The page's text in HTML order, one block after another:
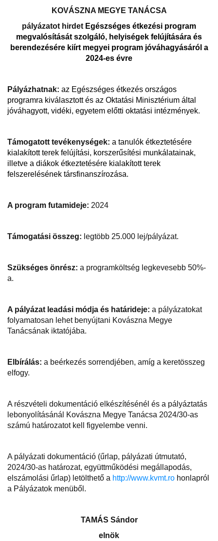
KOVÁSZNA MEGYE TANÁCSA
pályázatot hirdet Egészséges étkezési program
megvalósítását szolgáló, helyiségek felújítására és
berendezésére kiírt megyei program jóváhagyásáról a
2024-es évre
Pályázhatnak: az Egészséges étkezés országos
programra kiválasztott és az Oktatási Minisztérium által
jóváhagyott, vidéki, egyetem előtti oktatási intézmények.
Támogatott tevékenységek: a tanulók étkeztetésére
kialakított terek felújítási, korszerűsítési munkálatainak,
illetve a diákok étkeztetésére kialakított terek
felszerelésének társfinanszírozása.
A program futamideje: 2024
Támogatási összeg: legtöbb 25.000 lej/pályázat.
Szükséges önrész: a programköltség legkevesebb 50%-
a.
A pályázat leadási módja és határideje: a pályázatokat
folyamatosan lehet benyújtani Kovászna Megye
Tanácsának iktatójába.
Elbírálás: a beérkezés sorrendjében, amíg a keretösszeg
elfogy.
A részvételi dokumentáció elkészítésénél és a pályáztatás
lebonyolításánál Kovászna Megye Tanácsa 2024/30-as
számú határozatot kell figyelembe venni.
A pályázati dokumentáció (űrlap, pályázati útmutató,
2024/30-as határozat, együttműködési megállapodás,
elszámolási űrlap) letölthető a http://www.kvmt.ro honlapról
a Pályázatok menüből.
TAMÁS Sándor
elnök